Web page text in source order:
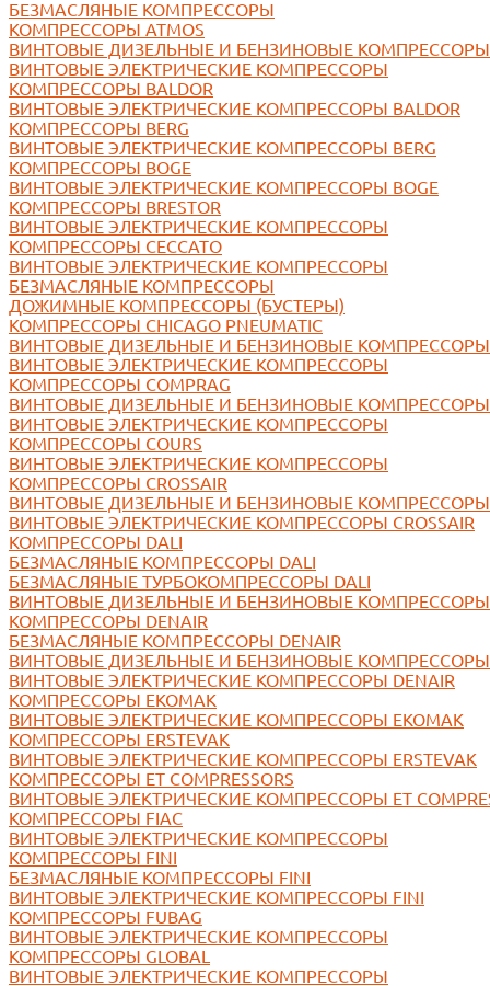
БЕЗМАСЛЯНЫЕ КОМПРЕССОРЫ
КОМПРЕССОРЫ ATMOS
ВИНТОВЫЕ ДИЗЕЛЬНЫЕ И БЕНЗИНОВЫЕ КОМПРЕССОРЫ
ВИНТОВЫЕ ЭЛЕКТРИЧЕСКИЕ КОМПРЕССОРЫ
КОМПРЕССОРЫ BALDOR
ВИНТОВЫЕ ЭЛЕКТРИЧЕСКИЕ КОМПРЕССОРЫ BALDOR
КОМПРЕССОРЫ BERG
ВИНТОВЫЕ ЭЛЕКТРИЧЕСКИЕ КОМПРЕССОРЫ BERG
КОМПРЕССОРЫ BOGE
ВИНТОВЫЕ ЭЛЕКТРИЧЕСКИЕ КОМПРЕССОРЫ BOGE
КОМПРЕССОРЫ BRESTOR
ВИНТОВЫЕ ЭЛЕКТРИЧЕСКИЕ КОМПРЕССОРЫ
КОМПРЕССОРЫ CECCATO
ВИНТОВЫЕ ЭЛЕКТРИЧЕСКИЕ КОМПРЕССОРЫ
БЕЗМАСЛЯНЫЕ КОМПРЕССОРЫ
ДОЖИМНЫЕ КОМПРЕССОРЫ (БУСТЕРЫ)
КОМПРЕССОРЫ CHICAGO PNEUMATIC
ВИНТОВЫЕ ДИЗЕЛЬНЫЕ И БЕНЗИНОВЫЕ КОМПРЕССОРЫ
ВИНТОВЫЕ ЭЛЕКТРИЧЕСКИЕ КОМПРЕССОРЫ
КОМПРЕССОРЫ COMPRAG
ВИНТОВЫЕ ДИЗЕЛЬНЫЕ И БЕНЗИНОВЫЕ КОМПРЕССОРЫ
ВИНТОВЫЕ ЭЛЕКТРИЧЕСКИЕ КОМПРЕССОРЫ
КОМПРЕССОРЫ COURS
ВИНТОВЫЕ ЭЛЕКТРИЧЕСКИЕ КОМПРЕССОРЫ
КОМПРЕССОРЫ CROSSAIR
ВИНТОВЫЕ ДИЗЕЛЬНЫЕ И БЕНЗИНОВЫЕ КОМПРЕССОРЫ
ВИНТОВЫЕ ЭЛЕКТРИЧЕСКИЕ КОМПРЕССОРЫ CROSSAIR
КОМПРЕССОРЫ DALI
БЕЗМАСЛЯНЫЕ КОМПРЕССОРЫ DALI
БЕЗМАСЛЯНЫЕ ТУРБОКОМПРЕССОРЫ DALI
ВИНТОВЫЕ ДИЗЕЛЬНЫЕ И БЕНЗИНОВЫЕ КОМПРЕССОРЫ
КОМПРЕССОРЫ DENAIR
БЕЗМАСЛЯНЫЕ КОМПРЕССОРЫ DENAIR
ВИНТОВЫЕ ДИЗЕЛЬНЫЕ И БЕНЗИНОВЫЕ КОМПРЕССОРЫ
ВИНТОВЫЕ ЭЛЕКТРИЧЕСКИЕ КОМПРЕССОРЫ DENAIR
КОМПРЕССОРЫ EKOMAK
ВИНТОВЫЕ ЭЛЕКТРИЧЕСКИЕ КОМПРЕССОРЫ EKOMAK
КОМПРЕССОРЫ ERSTEVAK
ВИНТОВЫЕ ЭЛЕКТРИЧЕСКИЕ КОМПРЕССОРЫ ERSTEVAK
КОМПРЕССОРЫ ET COMPRESSORS
ВИНТОВЫЕ ЭЛЕКТРИЧЕСКИЕ КОМПРЕССОРЫ ET
КОМПРЕССОРЫ FIAC
ВИНТОВЫЕ ЭЛЕКТРИЧЕСКИЕ КОМПРЕССОРЫ
КОМПРЕССОРЫ FINI
БЕЗМАСЛЯНЫЕ КОМПРЕССОРЫ FINI
ВИНТОВЫЕ ЭЛЕКТРИЧЕСКИЕ КОМПРЕССОРЫ FINI
КОМПРЕССОРЫ FUBAG
ВИНТОВЫЕ ЭЛЕКТРИЧЕСКИЕ КОМПРЕССОРЫ
КОМПРЕССОРЫ GLOBAL
ВИНТОВЫЕ ЭЛЕКТРИЧЕСКИЕ КОМПРЕССОРЫ